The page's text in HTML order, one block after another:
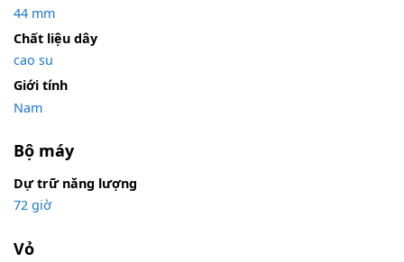
44 mm
Chất liệu dây
cao su
Giới tính
Nam
Bộ máy
Dự trữ năng lượng
72 giờ
Vỏ